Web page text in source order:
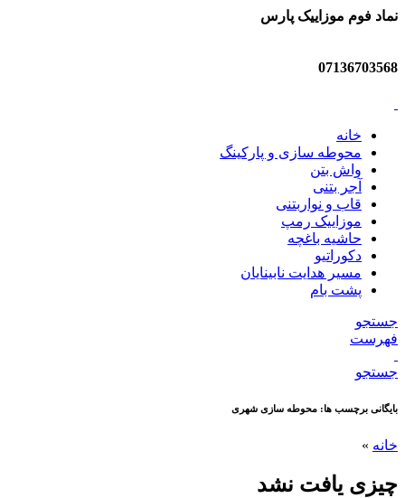
نماد فوم موزاییک پارس
07136703568
خانه
محوطه سازی و پارکینگ
واش بتن
آجر بتنی
قاب و نواربتنی
موزاییک رمپ
حاشیه باغچه
دکوراتیو
مسیر هدایت نابینایان
پشت بام
جستجو
فهرست
جستجو
بایگانی برچسب ها: محوطه سازی شهری
خانه »
چیزی یافت نشد